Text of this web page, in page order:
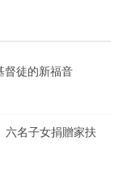
督徒的新福音
六名子女捐贈家扶